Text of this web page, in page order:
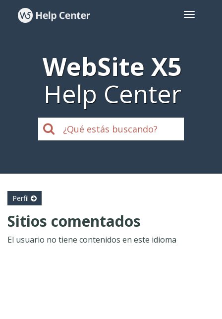
WebSite X5
Help Center
Perfil
Sitios comentados
El usuario no tiene contenidos en este idioma